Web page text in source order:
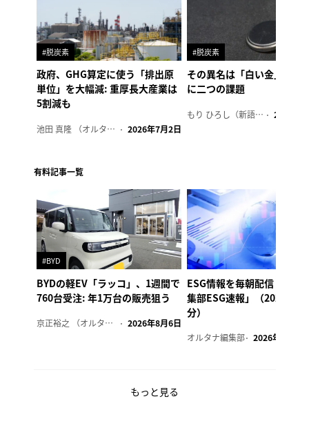
#脱炭素
政府、GHG算定に使う「排出原
単位」を大幅減: 重厚長大産業は
5割減も
池田 真隆 （オルタナ輪番編集長） 2026年7月2日
#脱炭素
その異名は「白い金」、リ
に二つの課題
もり ひろし（新語ウォッチャー） 2023年7
有料記事一覧
#BYD
BYDの軽EV「ラッコ」、1週間で
760台受注: 年1万台の販売狙う
京正裕之 （オルタナ副編集長） 2026年8月6日
ESG情報を毎朝配信「オル
集部ESG速報」（2026年8
分）
オルタナ編集部 2026年8月6日
もっと見る